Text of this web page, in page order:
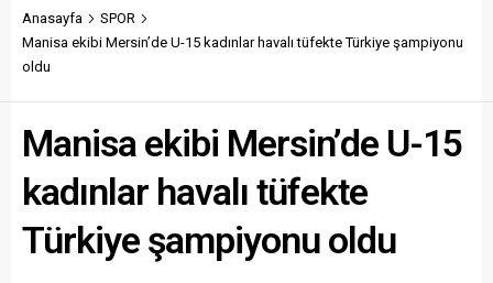
Anasayfa
SPOR
Manisa ekibi Mersin’de U-15 kadınlar havalı tüfekte Türkiye şampiyonu
oldu
Manisa ekibi Mersin’de U-15
kadınlar havalı tüfekte
Türkiye şampiyonu oldu